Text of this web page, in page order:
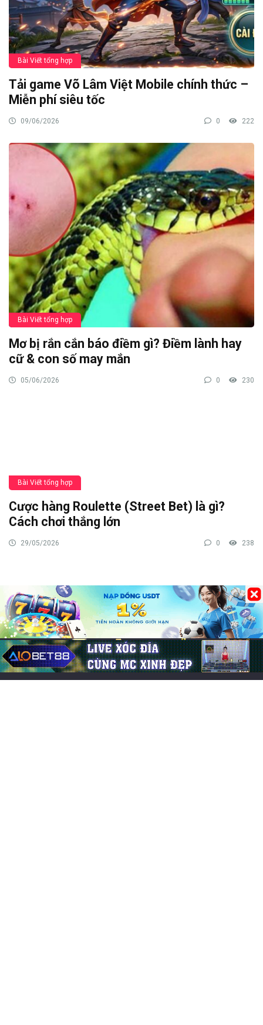
Bài Viết tổng hợp
Tải game Võ Lâm Việt Mobile chính thức –
Miễn phí siêu tốc
09/06/2026 0 222
Bài Viết tổng hợp
Mơ bị rắn cắn báo điềm gì? Điềm lành hay
cữ & con số may mắn
05/06/2026 0 230
Bài Viết tổng hợp
Cược hàng Roulette (Street Bet) là gì?
Cách chơi thắng lớn
29/05/2026 0 238
Bài viết mới
Chơi game cung đấu mobile: Top 7 lựa chọn cuốn hút
Game đổi thẻ trên iOS hay, trải nghiệm chiến thuật cực